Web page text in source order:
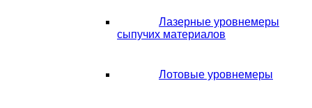
Лазерные уровнемеры
сыпучих материалов
Лотовые уровнемеры